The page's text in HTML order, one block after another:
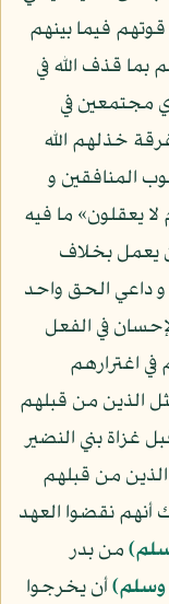
فيما بينهم
بما قذف الله في
مجتمعين في
خذلهم الله
المنافقين و
يعقلون» ما فيه
يعمل بخلاف
و داعي الحق واحد
في الفعل
اغترارهم
الذين من قبلهم
غزاة بني النضير
من قبلهم
أنهم نقضوا العهد
من بدر
وسلم)أن يخرجوا